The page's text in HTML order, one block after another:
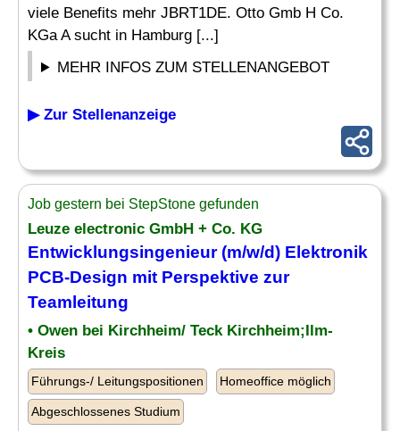
viele Benefits mehr JBRT1DE. Otto Gmb H Co.
KGa A sucht in Hamburg [...]
MEHR INFOS ZUM STELLENANGEBOT
▶ Zur Stellenanzeige
Job gestern bei StepStone gefunden
Leuze electronic GmbH + Co. KG
Entwicklungsingenieur (m/w/d) Elektronik
PCB-Design mit Perspektive zur
Teamleitung
• Owen bei Kirchheim/ Teck Kirchheim;Ilm-
Kreis
Führungs-/ Leitungspositionen Homeoffice möglich
Abgeschlossenes Studium